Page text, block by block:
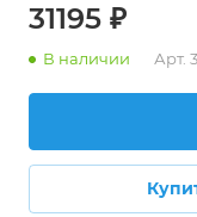
31195 ₽
В наличии Арт.